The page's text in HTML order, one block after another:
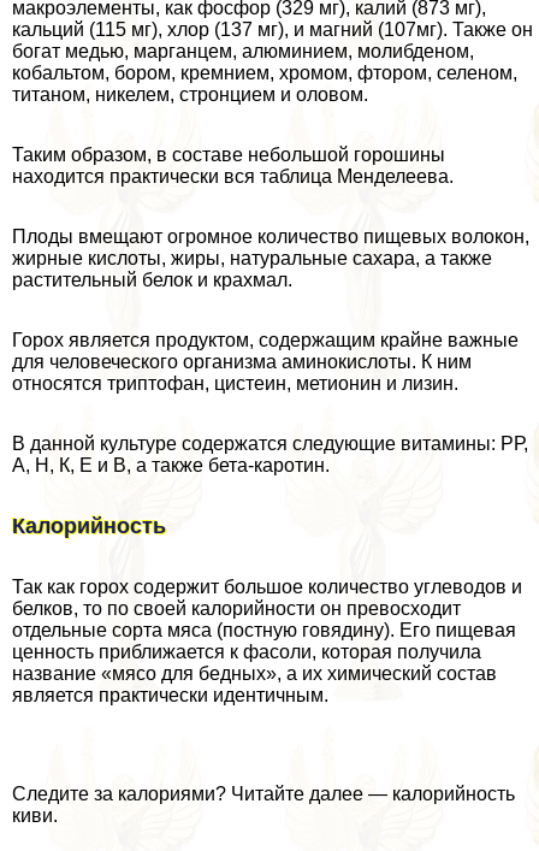
макроэлементы, как фосфор (329 мг), калий (873 мг),
кальций (115 мг), хлор (137 мг), и магний (107мг). Также он
богат медью, марганцем, алюминием, молибденом,
кобальтом, бором, кремнием, хромом, фтором, селеном,
титаном, никелем, стронцием и оловом.
Таким образом, в составе небольшой горошины
находится пpaктически вся таблица Менделеева.
Плоды вмещают огромное количество пищевых волокон,
жирные кислоты, жиры, натуральные сахара, а также
растительный белок и крахмал.
Горох является продуктом, содержащим крайне важные
для человеческого организма аминокислоты. К ним
относятся триптофан, цистеин, метионин и лизин.
В данной культуре содержатся следующие витамины: РР,
А, Н, К, Е и В, а также бета-каротин.
Калорийность
Так как горох содержит большое количество углеводов и
белков, то по своей калорийности он превосходит
отдельные сорта мяса (постную говядину). Его пищевая
ценность приближается к фасоли, которая получила
название «мясо для бедных», а их химический состав
является пpaктически идентичным.
Следите за калориями? Читайте далее — калорийность
киви.